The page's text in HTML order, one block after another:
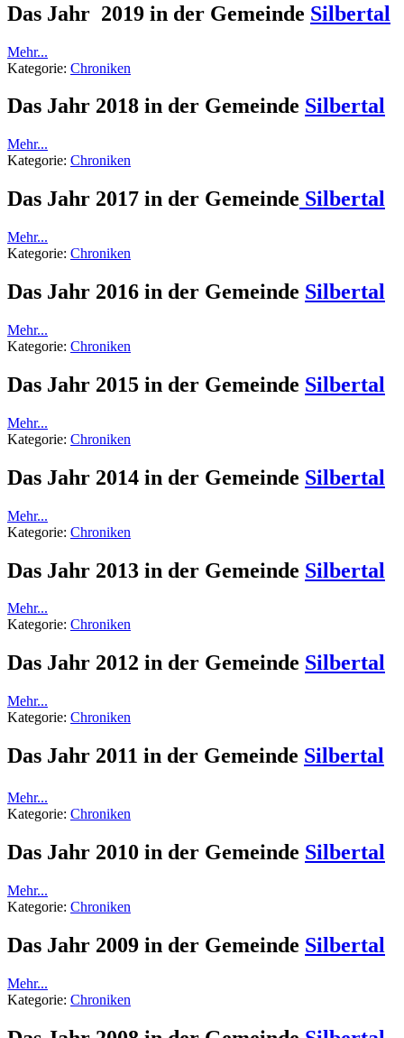
Das Jahr 2019 in der Gemeinde Silbertal
Mehr...
Kategorie: Chroniken
Das Jahr 2018 in der Gemeinde Silbertal
Mehr...
Kategorie: Chroniken
Das Jahr 2017 in der Gemeinde Silbertal
Mehr...
Kategorie: Chroniken
Das Jahr 2016 in der Gemeinde Silbertal
Mehr...
Kategorie: Chroniken
Das Jahr 2015 in der Gemeinde Silbertal
Mehr...
Kategorie: Chroniken
Das Jahr 2014 in der Gemeinde Silbertal
Mehr...
Kategorie: Chroniken
Das Jahr 2013 in der Gemeinde Silbertal
Mehr...
Kategorie: Chroniken
Das Jahr 2012 in der Gemeinde Silbertal
Mehr...
Kategorie: Chroniken
Das Jahr 2011 in der Gemeinde Silbertal
Mehr...
Kategorie: Chroniken
Das Jahr 2010 in der Gemeinde Silbertal
Mehr...
Kategorie: Chroniken
Das Jahr 2009 in der Gemeinde Silbertal
Mehr...
Kategorie: Chroniken